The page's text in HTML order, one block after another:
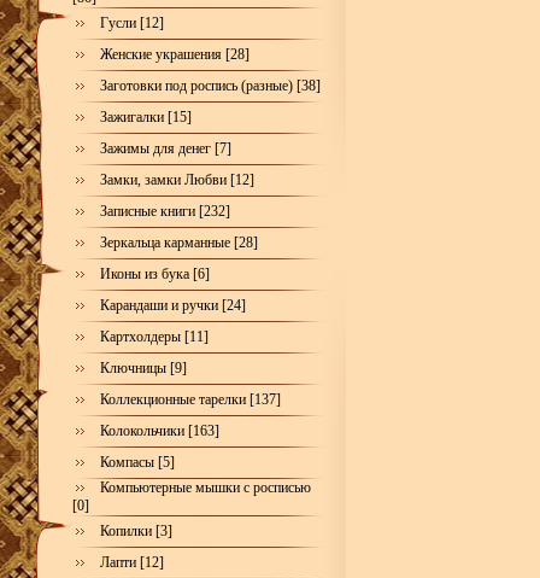
Гусли [12]
Женские украшения [28]
Заготовки под роспись (разные) [38]
Зажигалки [15]
Зажимы для денег [7]
Замки, замки Любви [12]
Записные книги [232]
Зеркальца карманные [28]
Иконы из бука [6]
Карандаши и ручки [24]
Картхолдеры [11]
Ключницы [9]
Коллекционные тарелки [137]
Колокольчики [163]
Компасы [5]
Компьютерные мышки с росписью
[0]
Копилки [3]
Лапти [12]